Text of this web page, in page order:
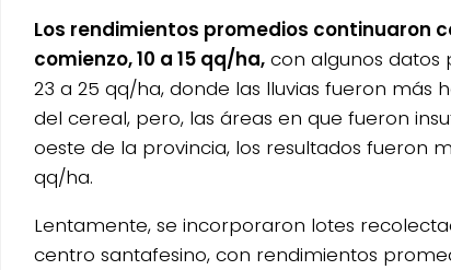
Los rendimientos promedios continuaron
comienzo, 10 a 15 qq/ha, con algunos datos
23 a 25 qq/ha, donde las lluvias fueron más
del cereal, pero, las áreas en que fueron
oeste de la provincia, los resultados fueron
qq/ha.
Lentamente, se incorporaron lotes
centro santafesino, con rendimientos